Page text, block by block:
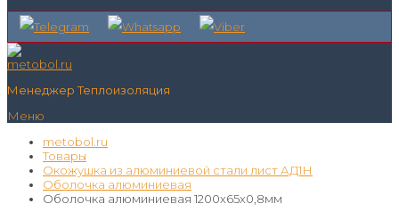
Менеджер Теплоизоляция
Меню
metobol.ru
Товары
Окожушка из алюминиевой стали лист АД1Н
Оболочка алюминиевая
Оболочка алюминиевая 1200х65х0,8мм